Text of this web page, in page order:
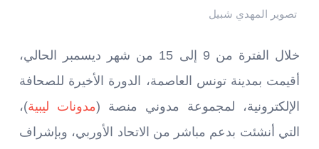
تصوير المهدي شبيل
خلال الفترة من 9 إلى 15 من شهر ديسمبر الحالي،
أقيمت بمدينة تونس العاصمة، الدورة الأخيرة للصحافة
الإلكترونية، لمجموعة مدوني منصة (مدونات ليبية)،
التي أنشئت بدعم مباشر من الاتحاد الأوربي، وبإشراف